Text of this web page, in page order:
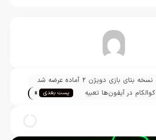
تیم تحریریه
نسخه بتای بازی دویژن 2 آماده عرضه شد
تراشه‌های 5G کوالکام در آیفون‌ها تعبیه
پست بعدی »